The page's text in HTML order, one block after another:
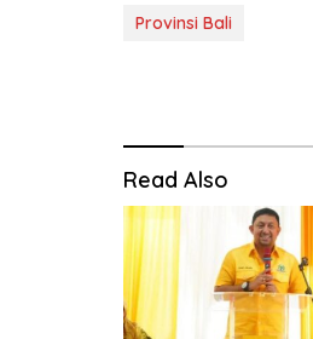
Provinsi Bali
Read Also